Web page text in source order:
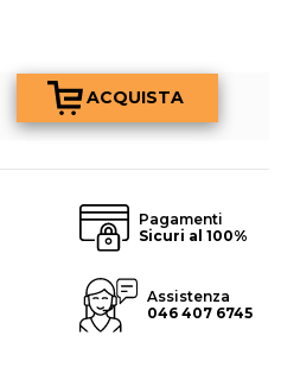
Pagamenti
Sicuri al 100%
Assistenza
046 407 6745